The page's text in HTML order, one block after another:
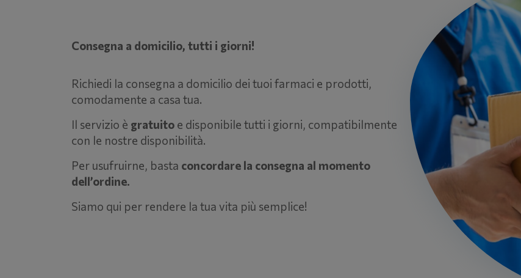
Consegna a domicilio, tutti i giorni!
Richiedi la consegna a domicilio dei tuoi farmaci e prodotti,
comodamente a casa tua.
Il servizio è gratuito e disponibile tutti i giorni, compatibilmente
con le nostre disponibilità.
Per usufruirne, basta concordare la consegna al momento
dell’ordine.
Siamo qui per rendere la tua vita più semplice!